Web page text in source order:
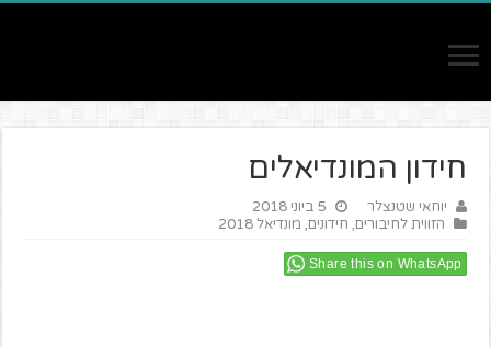
חידון המונדיאלים
יוחאי שטנצלר
5 ביוני 2018
הזווית לחיבורים, חידונים, מונדיאל 2018
Share this on WhatsApp